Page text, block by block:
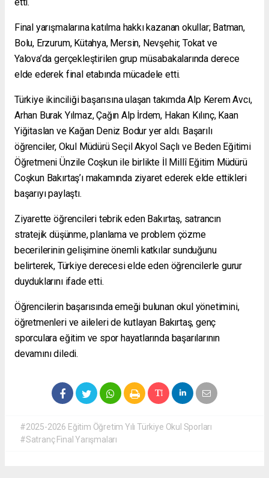
etti.
Final yarışmalarına katılma hakkı kazanan okullar; Batman,
Bolu, Erzurum, Kütahya, Mersin, Nevşehir, Tokat ve
Yalova’da gerçekleştirilen grup müsabakalarında derece
elde ederek final etabında mücadele etti.
Türkiye ikinciliği başarısına ulaşan takımda Alp Kerem Avcı,
Arhan Burak Yılmaz, Çağın Alp İrdem, Hakan Kılınç, Kaan
Yiğitaslan ve Kağan Deniz Bodur yer aldı. Başarılı
öğrenciler, Okul Müdürü Seçil Akyol Saçlı ve Beden Eğitimi
Öğretmeni Ünzile Coşkun ile birlikte İl Millî Eğitim Müdürü
Coşkun Bakırtaş’ı makamında ziyaret ederek elde ettikleri
başarıyı paylaştı.
Ziyarette öğrencileri tebrik eden Bakırtaş, satrancın
stratejik düşünme, planlama ve problem çözme
becerilerinin gelişimine önemli katkılar sunduğunu
belirterek, Türkiye derecesi elde eden öğrencilerle gurur
duyduklarını ifade etti.
Öğrencilerin başarısında emeği bulunan okul yönetimini,
öğretmenleri ve aileleri de kutlayan Bakırtaş, genç
sporculara eğitim ve spor hayatlarında başarılarının
devamını diledi.
#2025-2026 Eğitim Öğretim Yılı Türkiye Okul Sporları
#Satranç Final Yarışmaları